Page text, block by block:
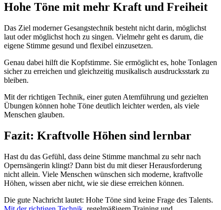
Hohe Töne mit mehr Kraft und Freiheit
Das Ziel moderner Gesangstechnik besteht nicht darin, möglichst
laut oder möglichst hoch zu singen. Vielmehr geht es darum, die
eigene Stimme gesund und flexibel einzusetzen.
Genau dabei hilft die Kopfstimme. Sie ermöglicht es, hohe Tonlagen
sicher zu erreichen und gleichzeitig musikalisch ausdrucksstark zu
bleiben.
Mit der richtigen Technik, einer guten Atemführung und gezielten
Übungen können hohe Töne deutlich leichter werden, als viele
Menschen glauben.
Fazit: Kraftvolle Höhen sind lernbar
Hast du das Gefühl, dass deine Stimme manchmal zu sehr nach
Opernsängerin klingt? Dann bist du mit dieser Herausforderung
nicht allein. Viele Menschen wünschen sich moderne, kraftvolle
Höhen, wissen aber nicht, wie sie diese erreichen können.
Die gute Nachricht lautet: Hohe Töne sind keine Frage des Talents.